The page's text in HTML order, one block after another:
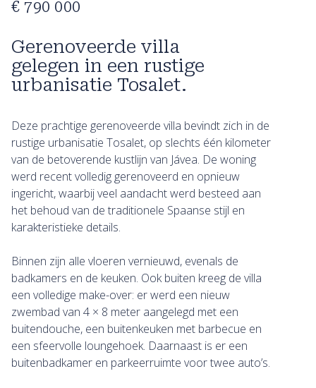
Gerenoveerde villa
gelegen in een rustige
urbanisatie Tosalet.
€ 790 000
Deze prachtige gerenoveerde villa bevindt zich in de
rustige urbanisatie Tosalet, op slechts één kilometer
van de betoverende kustlijn van Jávea. De woning
werd recent volledig gerenoveerd en opnieuw
ingericht, waarbij veel aandacht werd besteed aan
het behoud van de traditionele Spaanse stijl en
karakteristieke details.
Binnen zijn alle vloeren vernieuwd, evenals de
badkamers en de keuken. Ook buiten kreeg de villa
een volledige make-over: er werd een nieuw
zwembad van 4 × 8 meter aangelegd met een
buitendouche, een buitenkeuken met barbecue en
een sfeervolle loungehoek. Daarnaast is er een
buitenbadkamer en parkeerruimte voor twee auto’s.